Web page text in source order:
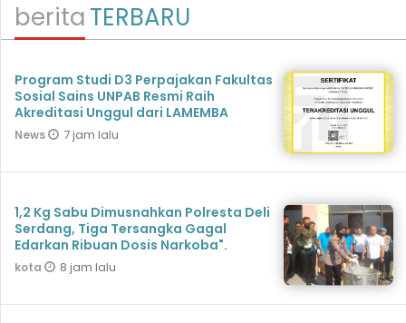
beritaTERBARU
Program Studi D3 Perpajakan Fakultas
Sosial Sains UNPAB Resmi Raih
Akreditasi Unggul dari LAMEMBA
News 7 jam lalu
1,2 Kg Sabu Dimusnahkan Polresta Deli
Serdang, Tiga Tersangka Gagal
Edarkan Ribuan Dosis Narkoba".
kota 8 jam lalu